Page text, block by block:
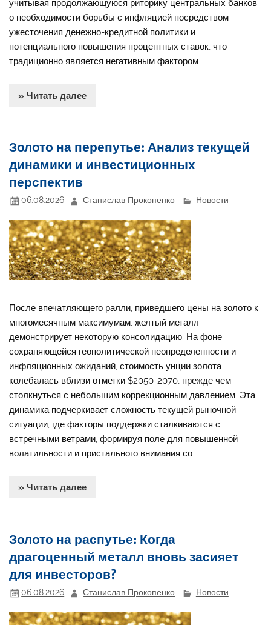
учитывая продолжающуюся риторику центральных банков
о необходимости борьбы с инфляцией посредством
ужесточения денежно-кредитной политики и
потенциального повышения процентных ставок, что
традиционно является негативным фактором
» Читать далее
Золото на перепутье: Анализ текущей
динамики и инвестиционных
перспектив
06.08.2026 Станислав Прокопенко Новости
После впечатляющего ралли, приведшего цены на золото к
многомесячным максимумам, желтый металл
демонстрирует некоторую консолидацию. На фоне
сохраняющейся геополитической неопределенности и
инфляционных ожиданий, стоимость унции золота
колебалась вблизи отметки $2050-2070, прежде чем
столкнуться с небольшим коррекционным давлением. Эта
динамика подчеркивает сложность текущей рыночной
ситуации, где факторы поддержки сталкиваются с
встречными ветрами, формируя поле для повышенной
волатильности и пристального внимания со
» Читать далее
Золото на распутье: Когда
драгоценный металл вновь засияет
для инвесторов?
06.08.2026 Станислав Прокопенко Новости